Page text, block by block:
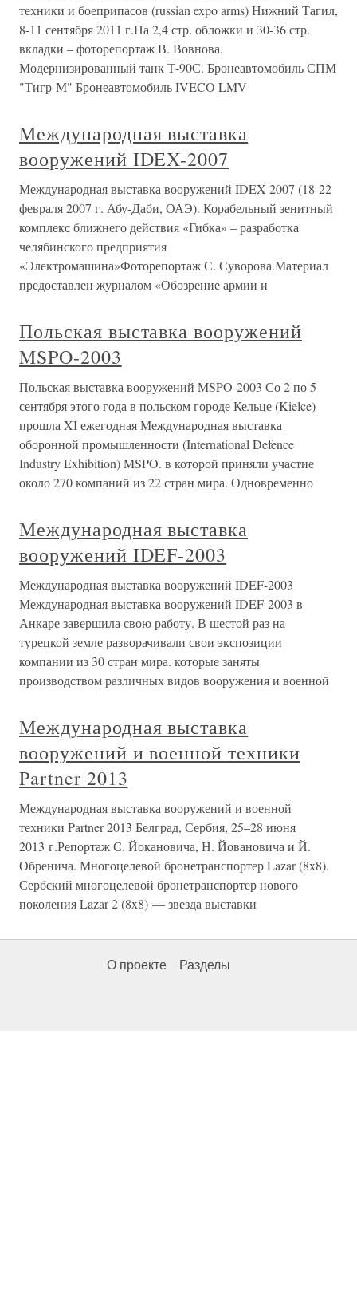
техники и боеприпасов (russian expo arms) Нижний Тагил,
8-11 сентября 2011 г.На 2,4 стр. обложки и 30-36 стр.
вкладки – фоторепортаж В. Вовнова.
Модернизированный танк Т-90С. Бронеавтомобиль СПМ
"Тигр-М" Бронеавтомобиль IVECO LMV
Международная выставка
вооружений IDEX-2007
Международная выставка вооружений IDEX-2007 (18-22
февраля 2007 г. Абу-Даби, ОАЭ). Корабельный зенитный
комплекс ближнего действия «Гибка» – разработка
челябинского предприятия
«Электромашина»Фоторепортаж С. Суворова.Материал
предоставлен журналом «Обозрение армии и
Польская выставка вооружений
MSPO-2003
Польская выставка вооружений MSPO-2003 Со 2 по 5
сентября этого года в польском городе Кельце (Kielce)
прошла XI ежегодная Международная выставка
оборонной промышленности (International Defence
Industry Exhibition) MSPO. в которой приняли участие
около 270 компаний из 22 стран мира. Одновременно
Международная выставка
вооружений IDEF-2003
Международная выставка вооружений IDEF-2003
Международная выставка вооружений IDEF-2003 в
Анкаре завершила свою работу. В шестой раз на
турецкой земле разворачивали свои экспозиции
компании из 30 стран мира. которые заняты
производством различных видов вооружения и военной
Международная выставка
вооружений и военной техники
Partner 2013
Международная выставка вооружений и военной
техники Partner 2013 Белград, Сербия, 25–28 июня
2013 г.Репортаж С. Йокановича, Н. Йовановича и Й.
Обренича. Многоцелевой бронетранспортер Lazar (8x8).
Сербский многоцелевой бронетранспортер нового
поколения Lazar 2 (8x8) — звезда выставки
О проекте Разделы